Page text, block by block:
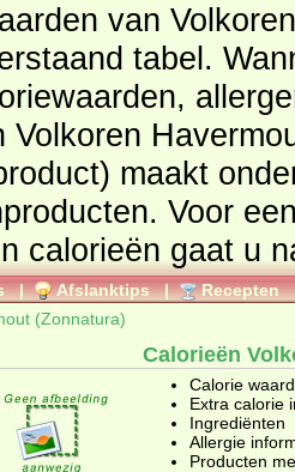
van
Wanneer beschikbaar
Volkoren
(product)
. Voor
calorieën gaat u
| Afslanktips | Recepten
(Zonnatura)
Calorieën
Calorie
Extra calorie
Ingrediënten
Allergie
Producten